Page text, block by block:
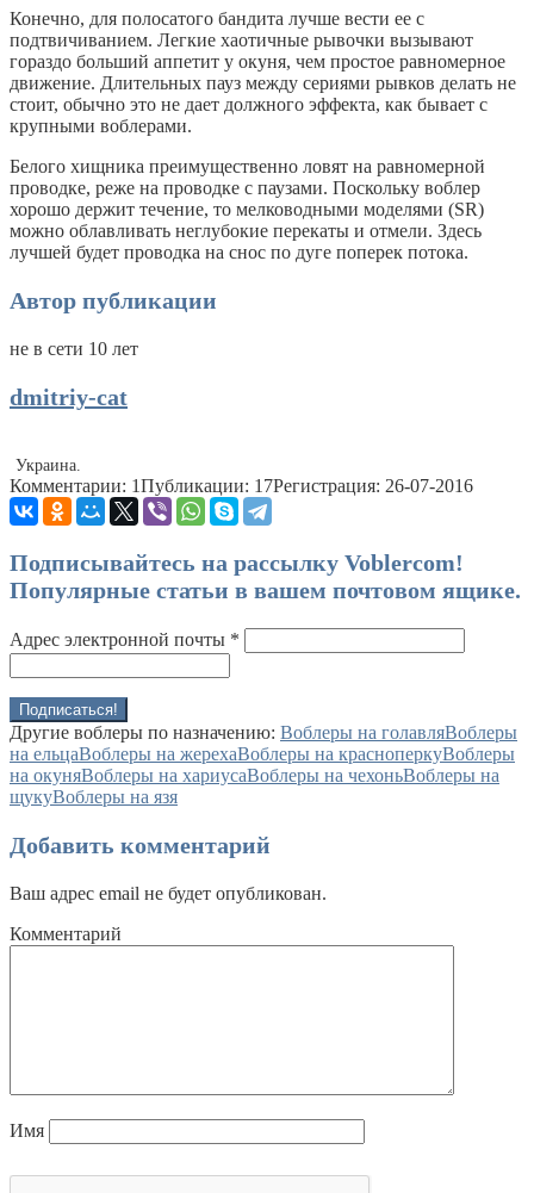
Конечно, для полосатого бандита лучше вести ее с
подтвичиванием. Легкие хаотичные рывочки вызывают
гораздо больший аппетит у окуня, чем простое равномерное
движение. Длительных пауз между сериями рывков делать не
стоит, обычно это не дает должного эффекта, как бывает с
крупными воблерами.
Белого хищника преимущественно ловят на равномерной
проводке, реже на проводке с паузами. Поскольку воблер
хорошо держит течение, то мелководными моделями (SR)
можно облавливать неглубокие перекаты и отмели. Здесь
лучшей будет проводка на снос по дуге поперек потока.
Автор публикации
не в сети 10 лет
dmitriy-cat
Украина.
Комментарии: 1Публикации: 17Регистрация: 26-07-2016
Подписывайтесь на рассылку Voblercom!
Популярные статьи в вашем почтовом ящике.
Адрес электронной почты *
Другие воблеры по назначению: Воблеры на голавляВоблеры
на ельцаВоблеры на жерехаВоблеры на красноперкуВоблеры
на окуняВоблеры на хариусаВоблеры на чехоньВоблеры на
щукуВоблеры на язя
Добавить комментарий
Ваш адрес email не будет опубликован.
Комментарий
Имя